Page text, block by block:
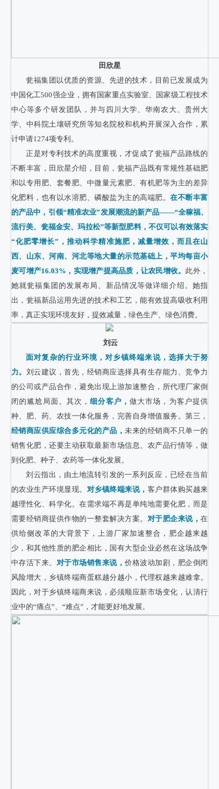
田欣星
瓮福集团以优质的资源、先进的技术，目前已发展成为
中国化工500强企业，拥有国家重点实验室、国家级工程技术
中心等多个研发团队，并与四川大学、华南农大、贵州大
学、中科院土壤研究所等知名院校和机构开展深入合作，累
计申请1274项专利。
正是对专利技术的高度重视，才促成了瓮福产品路线的
不断丰富，田欣星介绍，目前，瓮福产品既有常规性基础肥
和以专用肥、套餐肥、中微量元素肥、有机肥等为主的差异
化肥料，也有以水溶肥、磷酸盐为主的高端肥。在不断丰富
的产品中，引领“精准农业”发展潮流的新产品——“全稼福、
流行美、瓮福金安、玛拉松”等新型肥料，不仅可以有效落实
“化肥零增长”，推动科学精准施肥，减量增效，而且在山
西、山东、河南、河北等地大量的示范基础上，平均每亩小
麦可增产16.03%，实现增产提高品质，让农民增收。 此外，
她就瓮福集团的发展布局、新品情况等做详细介绍。她指
出，瓮福新品运用先进的技术和工艺，能有效提高吸收利用
率，真正实现环境友好，提效减量，绿色生产、绿色消费。
刘云
面对复杂的行业环境，对乡镇终端来说，选择大于努
力。 刘云建议，首先，经销商应选择具有生存能力、竞争力
的公司或产品合作，避免出现上游加速整合，所代理厂家倒
闭的尴尬局面。其次，细分客户， 做大市场，为客户提供
种、肥、药、农技一体化服务，完善自身增值服务。第三，
经销商应供应综合多元化的产品，未来的经销商不只单一的
销售化肥，还要主动获取最新市场信息、农产品行情等，做
到化肥、种子、农药等一体化发展。
刘云指出，由土地流转引发的一系列反应，已经在当前
的农业生产环境显现。 对乡镇终端来说， 客户群体购买越来
越理性化、科学化。在需求端不再是单纯地需要化肥，而是
需要经销商提供作物的一整套解决方案。 对于肥企来说，在
供给侧改革的大背景下，上游厂家加速整合，肥企越来越
少，和其他性质的肥企相比，国有大型企业必然在这场战争
中存活下来。 对于市场销售来说，价格波动加剧，肥企倒闭
风险增大，乡镇终端商蛋糕越分越小，代理权越来越难拿。
因此，对于乡镇终端商来说，必须顺应新市场变化，认清行
业中的“痛点”、“难点”，才能更好地发展。